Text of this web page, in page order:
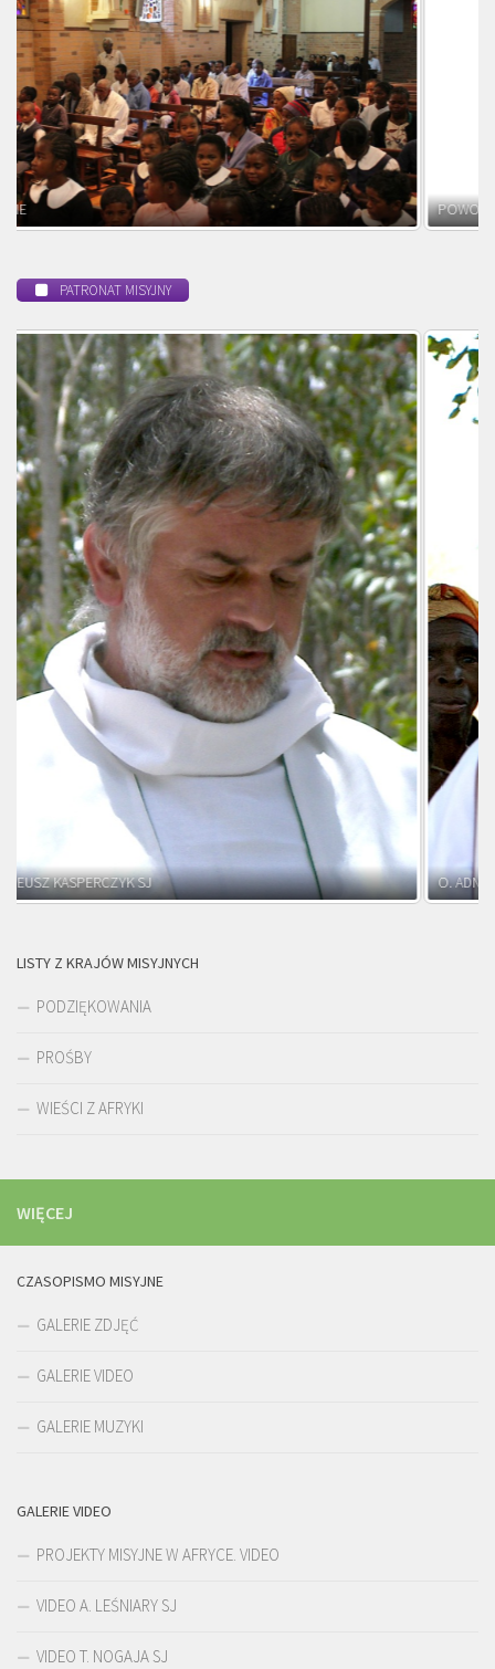
POWOŁANIE MISYJNE
PATRONAT MISYJNY
O. ADNRZEJ LEŚNIARA SJ
LISTY Z KRAJÓW MISYJNYCH
PODZIĘKOWANIA
PROŚBY
WIEŚCI Z AFRYKI
WIĘCEJ
CZASOPISMO MISYJNE
GALERIE ZDJĘĆ
GALERIE VIDEO
GALERIE MUZYKI
GALERIE VIDEO
PROJEKTY MISYJNE W AFRYCE. VIDEO
VIDEO A. LEŚNIARY SJ
VIDEO T. NOGAJA SJ